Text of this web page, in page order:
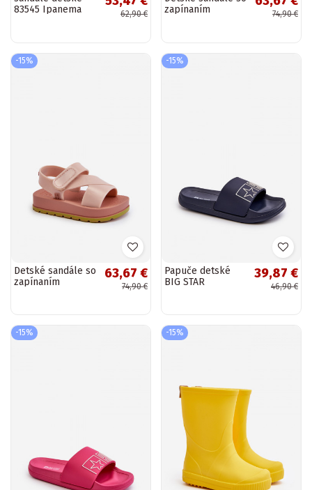
83545 Ipanema
62,90 €
zapínaním
74,90 €
-15%
Detské sandále so
zapínaním
63,67 €
74,90 €
-15%
Papuče detské
BIG STAR
39,87 €
46,90 €
-15% -15%